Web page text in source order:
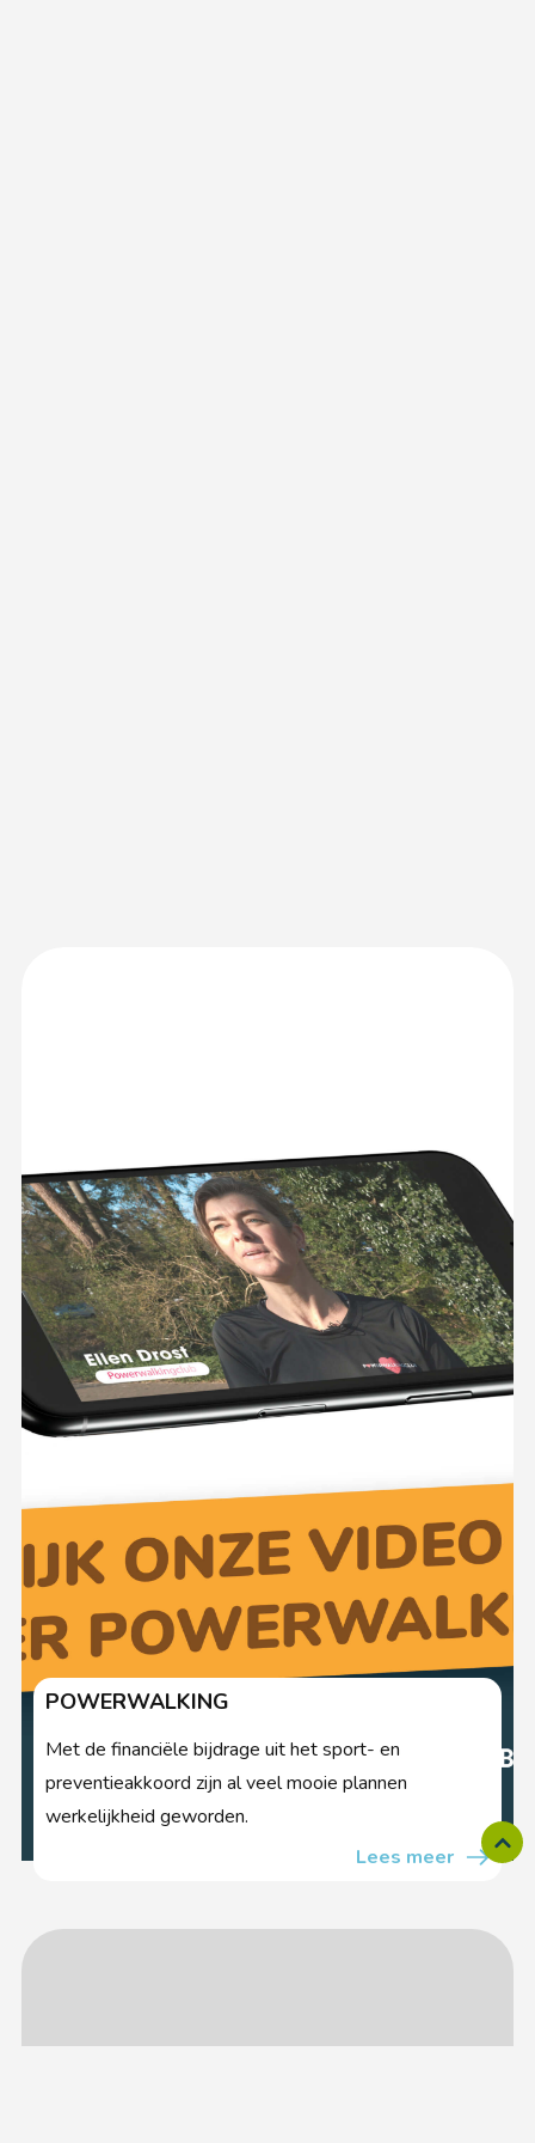
POWERWALKING
Met de financiële bijdrage uit het sport- en
preventieakkoord zijn al veel mooie plannen
werkelijkheid geworden.
Lees meer